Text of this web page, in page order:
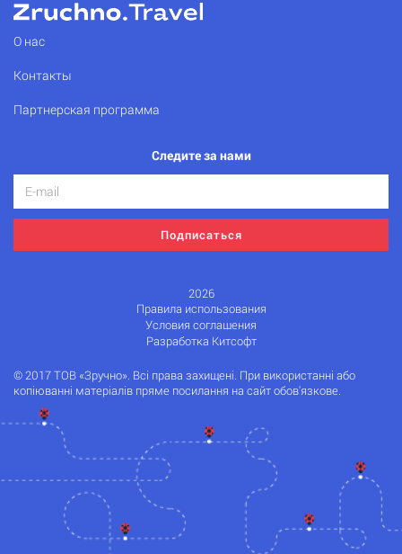
О нас
Контакты
Партнерская программа
Следите за нами
Подписаться
2026
Правила использования
Условия соглашения
Разработка Китсофт
© 2017 ТОВ «Зручно». Всі права захищені. При використанні або
копіюванні матеріалів пряме посилання на сайт обов'язкове.